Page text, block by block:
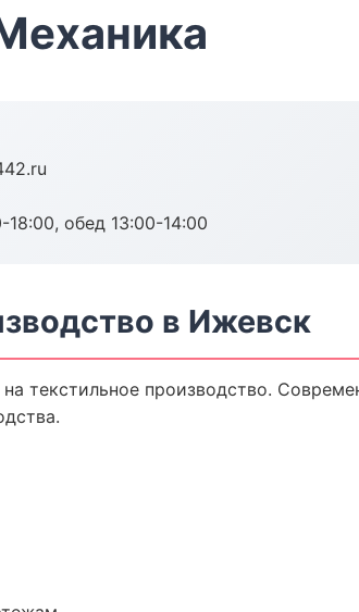
обед 13:00-14:00
в Ижевск
текстильное производство.